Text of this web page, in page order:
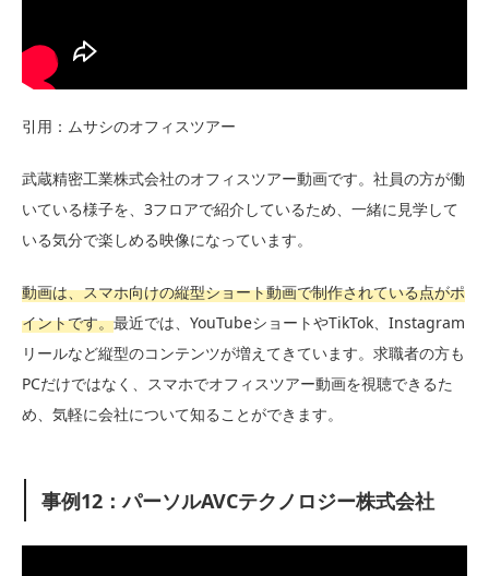
引用：ムサシのオフィスツアー
武蔵精密工業株式会社のオフィスツアー動画です。社員の方が働
いている様子を、3フロアで紹介しているため、一緒に見学して
いる気分で楽しめる映像になっています。
動画は、スマホ向けの縦型ショート動画で制作されている点がポ
イントです。最近では、YouTubeショートやTikTok、Instagram
リールなど縦型のコンテンツが増えてきています。求職者の方も
PCだけではなく、スマホでオフィスツアー動画を視聴できるた
め、気軽に会社について知ることができます。
事例12：パーソルAVCテクノロジー株式会社